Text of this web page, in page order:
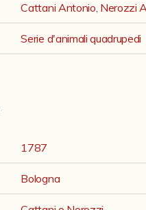
Cattani Antonio, Nerozzi
Serie d'animali quadrupedi
1787
Bologna